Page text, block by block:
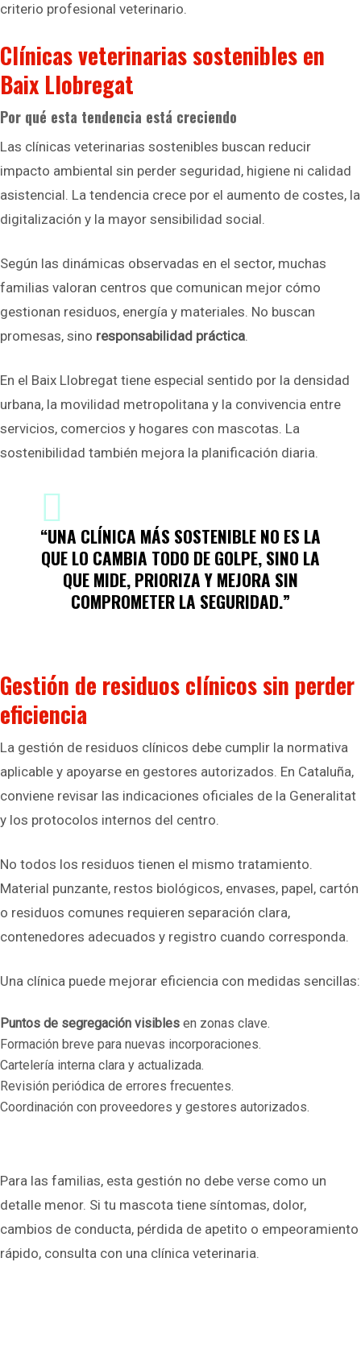
criterio profesional veterinario.
Clínicas veterinarias sostenibles en
Baix Llobregat
Por qué esta tendencia está creciendo
Las clínicas veterinarias sostenibles buscan reducir
impacto ambiental sin perder seguridad, higiene ni calidad
asistencial. La tendencia crece por el aumento de costes, la
digitalización y la mayor sensibilidad social.
Según las dinámicas observadas en el sector, muchas
familias valoran centros que comunican mejor cómo
gestionan residuos, energía y materiales. No buscan
promesas, sino responsabilidad práctica.
En el Baix Llobregat tiene especial sentido por la densidad
urbana, la movilidad metropolitana y la convivencia entre
servicios, comercios y hogares con mascotas. La
sostenibilidad también mejora la planificación diaria.
“UNA CLÍNICA MÁS SOSTENIBLE NO ES LA
QUE LO CAMBIA TODO DE GOLPE, SINO LA
QUE MIDE, PRIORIZA Y MEJORA SIN
COMPROMETER LA SEGURIDAD.”
Gestión de residuos clínicos sin perder
eficiencia
La gestión de residuos clínicos debe cumplir la normativa
aplicable y apoyarse en gestores autorizados. En Cataluña,
conviene revisar las indicaciones oficiales de la Generalitat
y los protocolos internos del centro.
No todos los residuos tienen el mismo tratamiento.
Material punzante, restos biológicos, envases, papel, cartón
o residuos comunes requieren separación clara,
contenedores adecuados y registro cuando corresponda.
Una clínica puede mejorar eficiencia con medidas sencillas:
Puntos de segregación visibles en zonas clave.
Formación breve para nuevas incorporaciones.
Cartelería interna clara y actualizada.
Revisión periódica de errores frecuentes.
Coordinación con proveedores y gestores autorizados.
Para las familias, esta gestión no debe verse como un
detalle menor. Si tu mascota tiene síntomas, dolor,
cambios de conducta, pérdida de apetito o empeoramiento
rápido, consulta con una clínica veterinaria.